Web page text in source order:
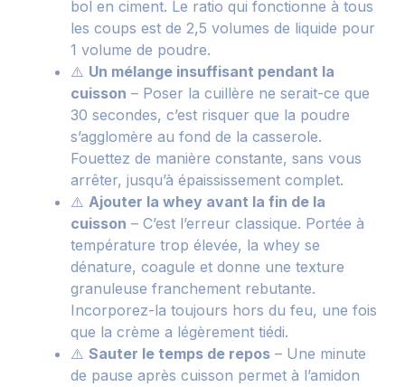
bol en ciment. Le ratio qui fonctionne à tous
les coups est de 2,5 volumes de liquide pour
1 volume de poudre.
⚠️ Un mélange insuffisant pendant la
cuisson – Poser la cuillère ne serait-ce que
30 secondes, c’est risquer que la poudre
s’agglomère au fond de la casserole.
Fouettez de manière constante, sans vous
arrêter, jusqu’à épaississement complet.
⚠️ Ajouter la whey avant la fin de la
cuisson – C’est l’erreur classique. Portée à
température trop élevée, la whey se
dénature, coagule et donne une texture
granuleuse franchement rebutante.
Incorporez-la toujours hors du feu, une fois
que la crème a légèrement tiédi.
⚠️ Sauter le temps de repos – Une minute
de pause après cuisson permet à l’amidon